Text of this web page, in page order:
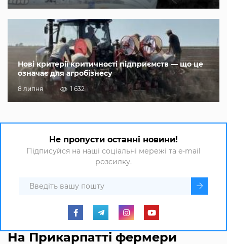
Нові критерії критичності підприємств — що це
означає для агробізнесу
8 липня 1 632
Не пропусти останні новини!
Підписуйся на наші соціальні мережі та e-mail
розсилку.
На Прикарпатті фермери